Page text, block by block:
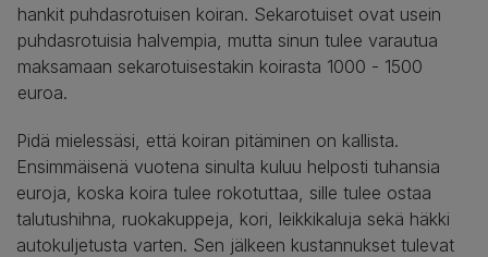
hankit puhdasrotuisen koiran. Sekarotuiset ovat usein
puhdasrotuisia halvempia, mutta sinun tulee varautua
maksamaan sekarotuisestakin koirasta 1000 - 1500
euroa.
Pidä mielessäsi, että koiran pitäminen on kallista.
Ensimmäisenä vuotena sinulta kuluu helposti tuhansia
euroja, koska koira tulee rokotuttaa, sille tulee ostaa
talutushihna, ruokakuppeja, kori, leikkikaluja sekä häkki
autokuljetusta varten. Sen jälkeen kustannukset tulevat